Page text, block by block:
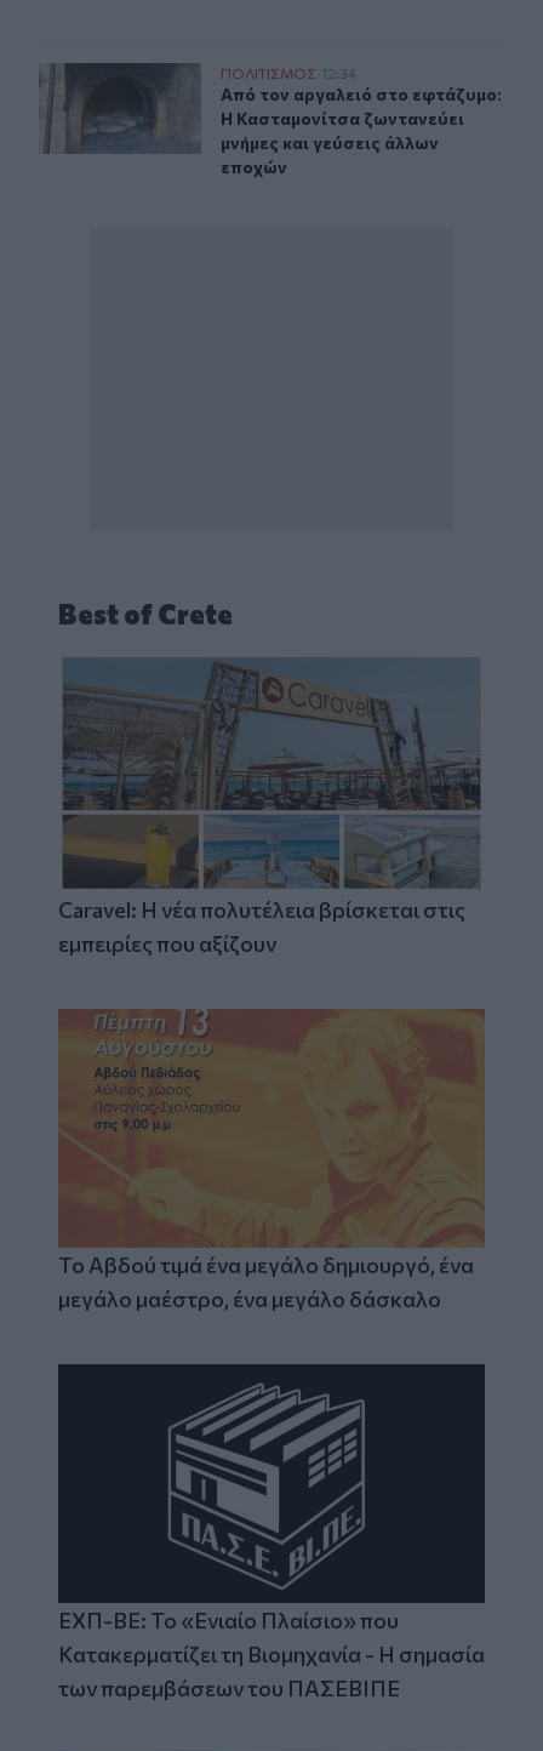
Κασταμονίτσα: Η Γιορτή του Εφτάζυμου αναβιώνει
ΠΟΛΙΤΙΣΜΟΣ 12:34
Από τον αργαλειό στο εφτάζυμο: Η
Από τον αργαλειό στο εφτάζυμο:
Η Κασταμονίτσα ζωντανεύει
μνήμες και γεύσεις άλλων
εποχών
Best of Crete
Caravel: Η νέα πολυτέλεια βρίσκεται στις
εμπειρίες που αξίζουν
Το Αβδού τιμά ένα μεγάλο δημιουργό, ένα
μεγάλο μαέστρο, ένα μεγάλο δάσκαλο
ΕΧΠ-ΒΕ: Το «Ενιαίο Πλαίσιο» που
Κατακερματίζει τη Βιομηχανία - Η σημασία
των παρεμβάσεων του ΠΑΣΕΒΙΠΕ